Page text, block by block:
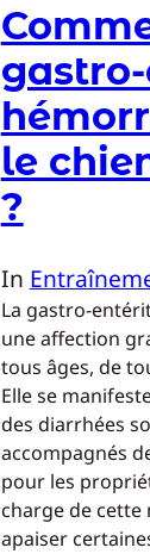
le
?
In
La gastro-
une affection
tous âges, de
Elle se
des diarrhées
accompagnés
pour les
charge de cette
apaiser